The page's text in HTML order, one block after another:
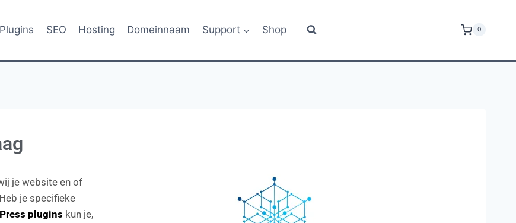
Plugins SEO Hosting Domeinnaam Support Shop 0
je website en of
je specifieke
plugins kun je,